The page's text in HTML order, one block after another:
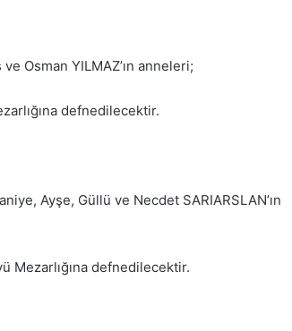
Osman YILMAZ’ın anneleri;
defnedilecektir.
Ayşe, Güllü ve Necdet SARIARSLAN’ın
Mezarlığına defnedilecektir.